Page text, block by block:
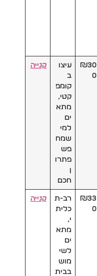
₪30
0
עיצו
ב
קומפ
קטי,
מתא
ים
למי
שמח
פש
פתרו
ן
חכם
קנייה
₪33
0
רב-ת
כלית
י,
מתא
ים
לשי
מוש
בבית
קנייה